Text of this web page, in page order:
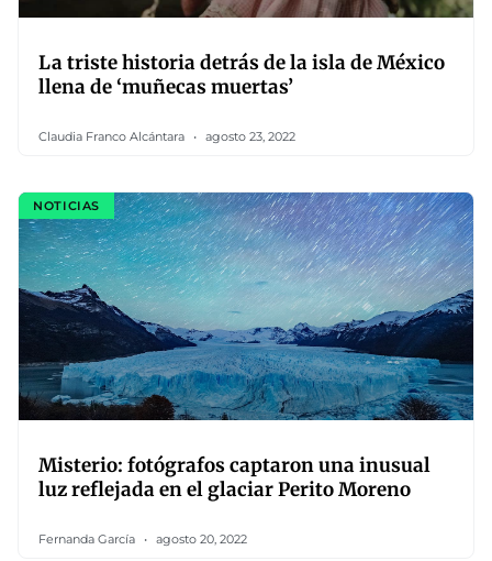
La triste historia detrás de la isla de México
llena de ‘muñecas muertas’
Claudia Franco Alcántara agosto 23, 2022
NOTICIAS
Misterio: fotógrafos captaron una inusual
luz reflejada en el glaciar Perito Moreno
Fernanda García agosto 20, 2022